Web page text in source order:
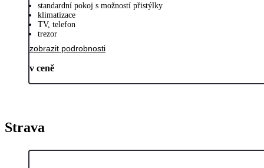
standardní pokoj s možností přistýlky
klimatizace
TV, telefon
trezor
zobrazit podrobnosti
v ceně
Strava